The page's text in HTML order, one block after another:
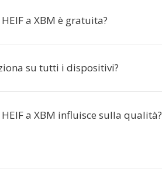
a XBM è gratuita?
su tutti i dispositivi?
a XBM influisce sulla qualità?